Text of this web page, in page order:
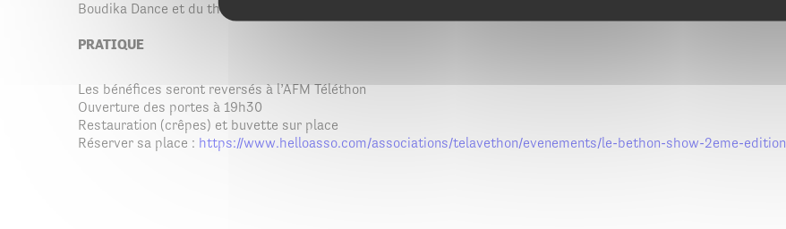
Boudika Dance et du théâtre avec La Troupe du Manoir. Un moment convivial et solidaire à ne pas manquer.
PRATIQUE
Les bénéfices seront reversés à l’AFM Téléthon
Ouverture des portes à 19h30
Restauration (crêpes) et buvette sur place
Réserver sa place : https://www.helloasso.com/associations/telavethon/evenements/le-bethon-show-2eme-edition